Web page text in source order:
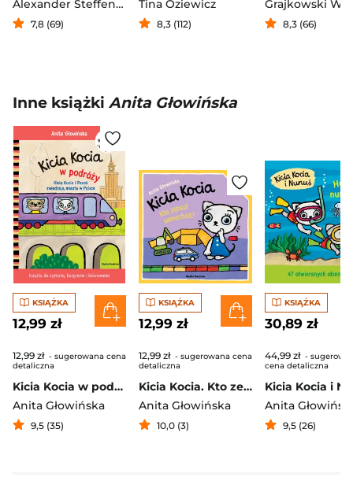
Alexander Steffensmeier
7,8 (69)
Tina Oziewicz
8,3 (112) 8,3 (66)
Inne książki Anita Głowińska
KSIĄŻKA
12,99 zł
12,99 zł - sugerowana cena
detaliczna
Kicia Kocia w podróży. Kolorowanka
Anita Głowińska
9,5 (35)
KSIĄŻKA
12,99 zł
12,99 zł - sugerowana cena
detaliczna
Kicia Kocia. Kto zepsuł samochód?
Anita Głowińska
10,0 (3)
KSIĄŻKA
30,89 zł
44,99 zł -
cena detaliczna
Anita
9,5 (26)